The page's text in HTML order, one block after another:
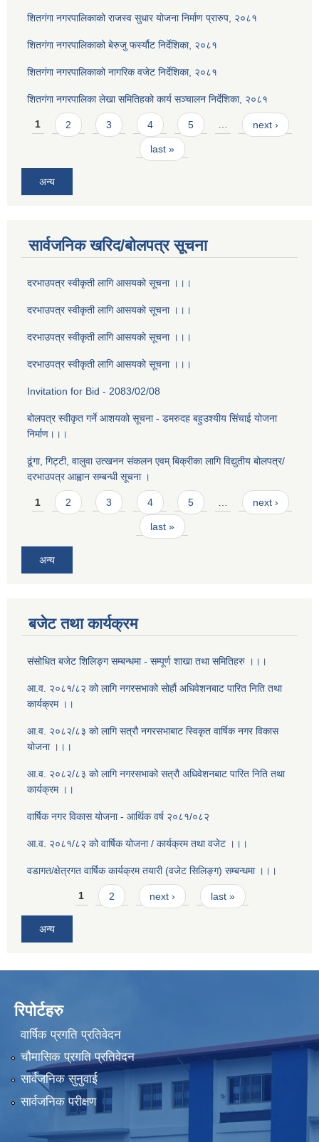
शितगंगा नगरपालिकाको राजस्व सुधार योजना निर्माण प्रारुप, २०८१
शितगंगा नगरपालिकाको बेरुजु फर्स्यौट निर्देशिका, २०८१
शितगंगा नगरपालिकाको नागरिक वजेट निर्देशिका, २०८१
शितगंगा नगरपालिका लेखा समितिहको कार्य सञ्चालन निर्देशिका, २०८१
Pages
1 2 3 4 5 … next ›
last »
अन्य
सार्वजनिक खरिद/बोलपत्र सूचना
दरभाउपत्र स्वीकृती लागि आसयको सूचना ।।।
दरभाउपत्र स्वीकृती लागि आसयको सूचना ।।।
दरभाउपत्र स्वीकृती लागि आसयको सूचना ।।।
दरभाउपत्र स्वीकृती लागि आसयको सूचना ।।।
Invitation for Bid - 2083/02/08
बोलपत्र स्वीकृत गर्ने आशयको सूचना - डमरुदह बहुउश्यीय सिंचाई योजना
निर्माण।।।
ढूंगा, गिट्टी, वालुवा उत्खनन संकलन एवम् बिक्रीका लागि विद्युतीय बोलपत्र/
दरभाउपत्र आह्वान सम्बन्धी सूचना ।
Pages
1 2 3 4 5 … next ›
last »
अन्य
बजेट तथा कार्यक्रम
संसोधित बजेट शिलिङ्ग सम्बन्धमा - सम्पूर्ण शाखा तथा समितिहरु ।।।
आ.व. २०८१/८२ को लागि नगरसभाको सोर्हौ अधिवेशनबाट पारित निति तथा
कार्यक्रम ।।
आ.व. २०८२/८३ को लागि सत्रौ नगरसभाबाट स्विकृत वार्षिक नगर विकास
योजना ।।।
आ.व. २०८२/८३ को लागि नगरसभाको सत्रौ अधिवेशनबाट पारित निति तथा
कार्यक्रम ।।
वार्षिक नगर विकास योजना - आर्थिक वर्ष २०८१/०८२
आ.व. २०८१/८२ को वार्षिक योजना / कार्यक्रम तथा वजेट ।।।
वडागत/क्षेत्रगत वार्षिक कार्यक्रम तयारी (वजेट सिलिङ्ग) सम्बन्धमा ।।।
Pages1 2 next › last »
अन्य
रिपोर्टहरु
वार्षिक प्रगति प्रतिवेदन
चौमासिक प्रगति प्रतिवेदन
सार्वजनिक सुनुवाई
सार्वजनिक परीक्षण